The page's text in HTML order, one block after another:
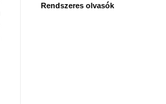
Rendszeres olvasók